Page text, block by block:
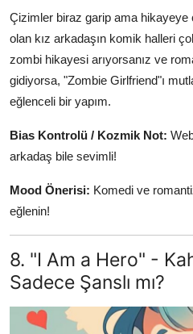
Çizimler biraz garip ama hikayeye
olan kız arkadaşın komik halleri
zombi hikayesi arıyorsanız ve
gidiyorsa, "Zombie Girlfriend"ı
eğlenceli bir yapım.
Bias Kontrolü / Kozmik Not:
arkadaş bile sevimli!
Mood Önerisi: Komedi ve
eğlenin!
8. "I Am a Hero" -
Sadece Şanslı mı?